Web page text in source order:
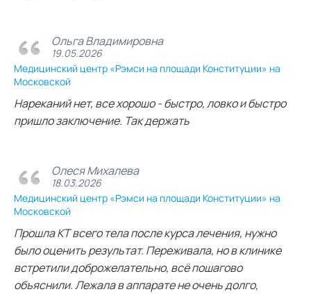
Ольга Владимировна
19.05.2026
Медицинский центр «Рэмси на площади Конституции» на
Московской
Нареканий нет, все хорошо - быстро, ловко и быстро
пришло заключение. Так держать
Олеся Михалева
18.03.2026
Медицинский центр «Рэмси на площади Конституции» на
Московской
Прошла КТ всего тела после курса лечения, нужно
было оценить результат. Переживала, но в клинике
встретили доброжелательно, всё пошагово
объяснили. Лежала в аппарате не очень долго,